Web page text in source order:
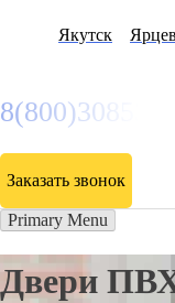
Якутск
8(800)3085303
Заказать звонок
Primary Menu
Двери